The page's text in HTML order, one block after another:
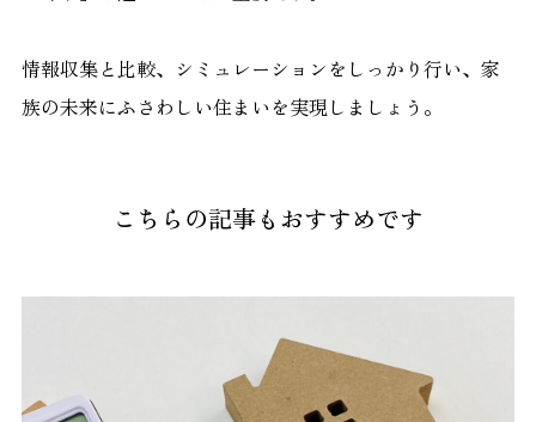
情報収集と比較、シミュレーションをしっかり行い、家
族の未来にふさわしい住まいを実現しましょう。
こちらの記事もおすすめです